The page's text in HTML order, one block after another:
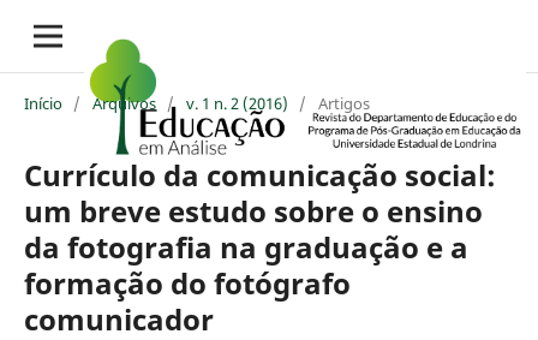
Início / Arquivos / v. 1 n. 2 (2016) / Artigos
Currículo da comunicação social:
um breve estudo sobre o ensino
da fotografia na graduação e a
formação do fotógrafo
comunicador